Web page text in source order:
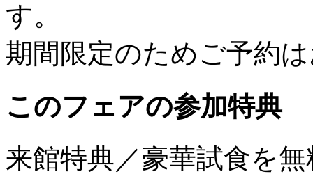
す。
期間限定のためご予約
このフェアの参加特典
来館特典／豪華試食を